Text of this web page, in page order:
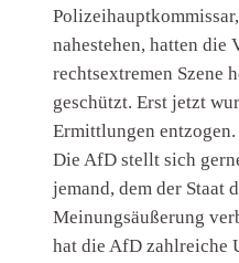
nahestehen, hatten die
rechtsextremen Szene
geschützt. Erst jetzt
Ermittlungen entzogen.
Die AfD stellt sich
jemand, dem der Staat
Meinungsäußerung
hat die AfD zahlreiche